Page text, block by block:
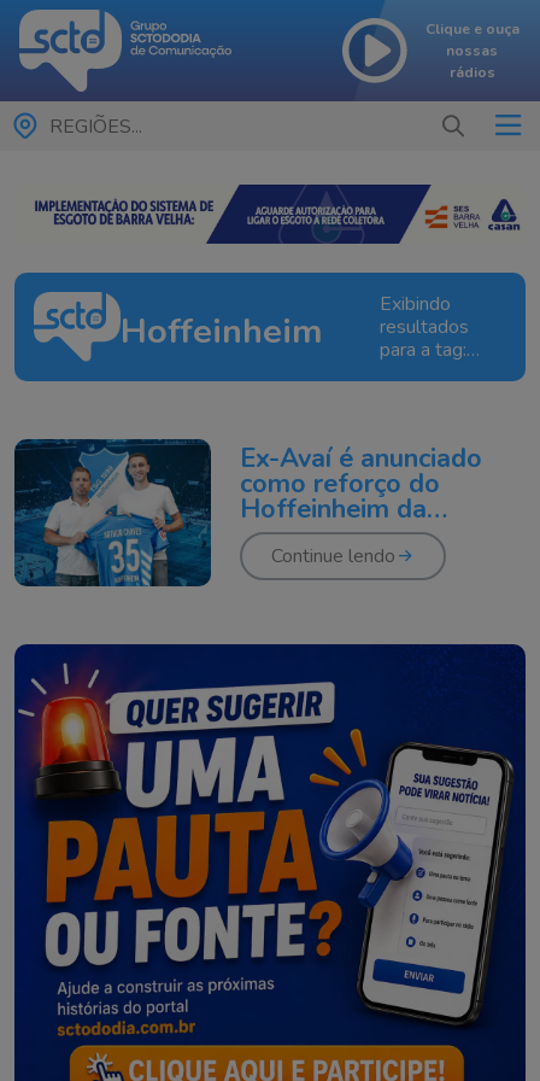
Clique e ouça
nossas
rádios
REGIÕES...
Hoffeinheim
Exibindo
resultados
para a tag:
Ex-Avaí é anunciado
como reforço do
Hoffeinheim da
Alemanha
Continue lendo